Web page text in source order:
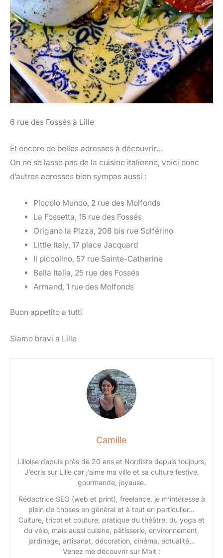
6 rue des Fossés à Lille
Et encore de belles adresses à découvrir…
On ne se lasse pas de la cuisine italienne, voici donc
d’autres adresses bien sympas aussi :
Piccolo Mundo, 2 rue des Molfonds
La Fossetta, 15 rue des Fossés
Origano la Pizza, 208 bis rue Solférino
Little Italy, 17 place Jacquard
Il piccolino, 57 rue Sainte-Catherine
Bella Italia, 25 rue des Fossés
Armand, 1 rue des Molfonds
Buon appetito a tutti
Siamo bravi a Lille
Camille
Lilloise depuis près de 20 ans et Nordiste depuis toujours,
J’écris sur Lille car j’aime ma ville et sa culture festive,
gourmande, joyeuse.
Rédactrice SEO (web et print), freelance, je m’intéresse à
plein de choses en général et à tout en particulier…
Culture, tricot et couture, pratique du théâtre, du yoga et
du vélo, mais aussi cuisine, pâtisserie, environnement,
jardinage, artisanat, décoration, cinéma, actualité…
Venez me découvrir sur Malt :